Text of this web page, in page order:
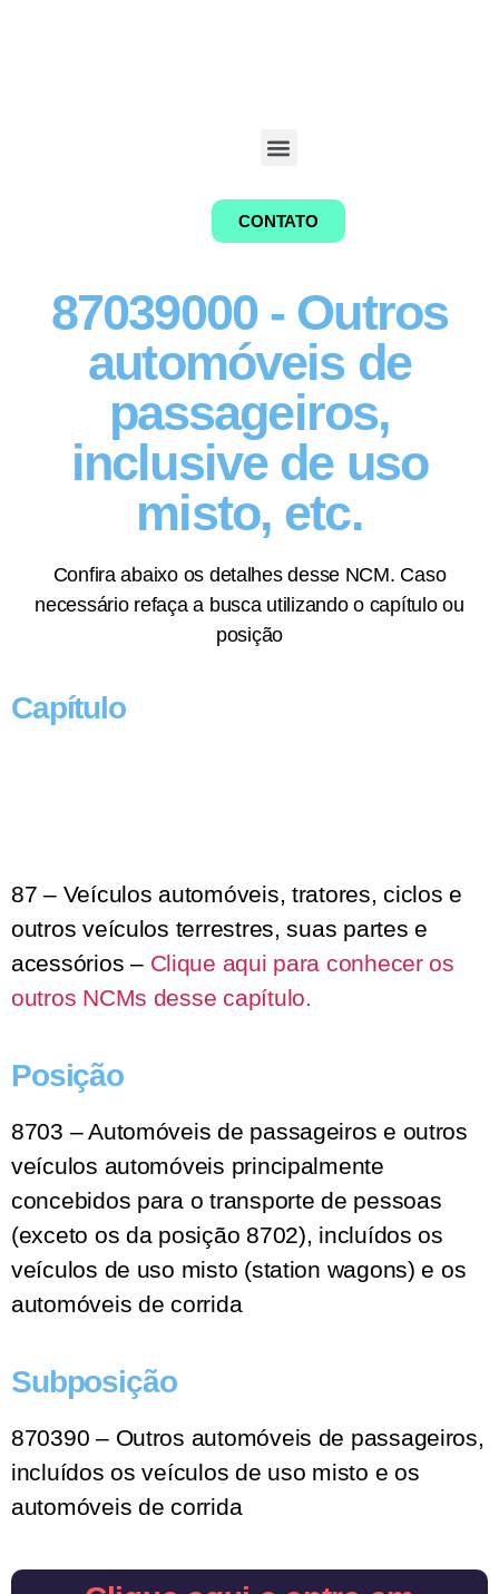
CONTATO
87039000 - Outros
automóveis de
passageiros,
inclusive de uso
misto, etc.
Confira abaixo os detalhes desse NCM. Caso
necessário refaça a busca utilizando o capítulo ou
posição
Capítulo
87 – Veículos automóveis, tratores, ciclos e
outros veículos terrestres, suas partes e
acessórios – Clique aqui para conhecer os
outros NCMs desse capítulo.
Posição
8703 – Automóveis de passageiros e outros
veículos automóveis principalmente
concebidos para o transporte de pessoas
(exceto os da posição 8702), incluídos os
veículos de uso misto (station wagons) e os
automóveis de corrida
Subposição
870390 – Outros automóveis de passageiros,
incluídos os veículos de uso misto e os
automóveis de corrida